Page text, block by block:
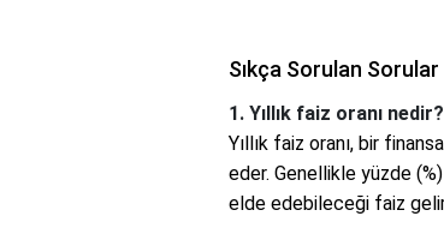
Sıkça Sorulan Sorular
1. Yıllık faiz oranı nedir?
Yıllık faiz oranı, bir
eder. Genellikle yüzde
elde edebileceği faiz